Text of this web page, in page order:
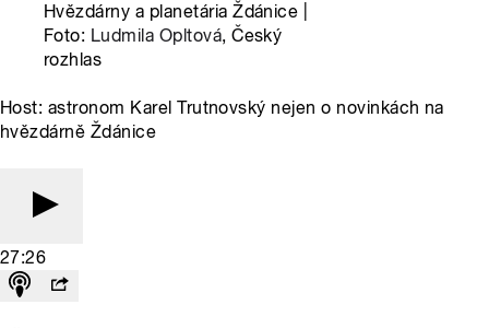
Hvězdárny a planetária Ždánice |
Foto: Ludmila Opltová, Český
rozhlas
Host: astronom Karel Trutnovský nejen o novinkách na
hvězdárně Ždánice
27:26